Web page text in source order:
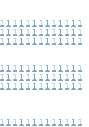
1 1 1 1 1 1 1 1 1 1 1 1 1
1 1 1 1 1 1 1 1 1 1 1 1 1
1 1 1 1 1 1 1 1 1 1 1 1 1
1 1 1 1 1 1 1 1 1 1 1 1 1
1 1 1 1 1 1 1 1 1 1 1 1 1
1 1 1 1 1 1 1 1 1 1 1 1 1
1 1 1 1 1 1 1 1 1 1 1 1 1